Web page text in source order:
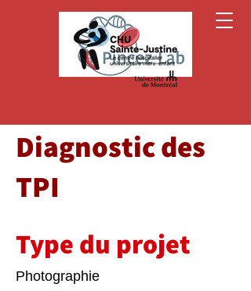
Diagnostic des
TPI
Type du projet
Photographie